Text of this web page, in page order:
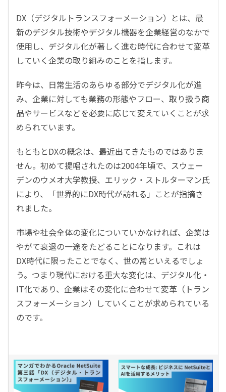
DX（デジタルトランスフォーメーション）とは、最
新のデジタル技術やデジタル機器を企業経営のなかで
使用し、デジタル化が著しく進む時代に合わせて変革
していく企業の取り組みのことを指します。
昨今は、日常生活のあらゆる部分でデジタル化が進
み、企業に対しても業務の形態やフロー、取り扱う商
品やサービスなどを必要に応じて変えていくことが求
められています。
もともとDXの概念は、最近出てきたものではありま
せん。初めて提唱されたのは2004年頃で、スウェー
デンのウメオ大学教授、エリック・ストルターマン氏
により、「世界的にDX時代が訪れる」ことが指摘さ
れました。
市場や社会全体の変化についていかなければ、企業は
やがて衰退の一途をたどることになります。これは
DX時代に限ったことでなく、世の常といえるでしょ
う。つまり現代における重大な変化は、デジタル化・
IT化であり、企業はその変化に合わせて変革（トラン
スフォーメーション）していくことが求められている
のです。